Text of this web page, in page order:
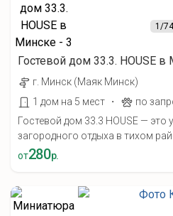
1/
Гостевой дом 33.3. HOUSE в
г. Минск (Маяк Минск)
1 дом на 5 мест
·
по
Гостевой дом 33.3 HOUSE — это
загородного отдыха в тихом
от280р.